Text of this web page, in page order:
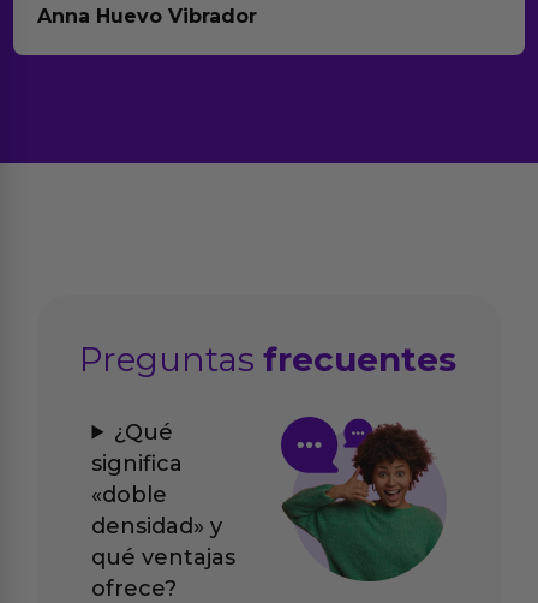
Anna Huevo Vibrador
Preguntasfrecuentes
¿Qué
significa
«doble
densidad» y
qué ventajas
ofrece?